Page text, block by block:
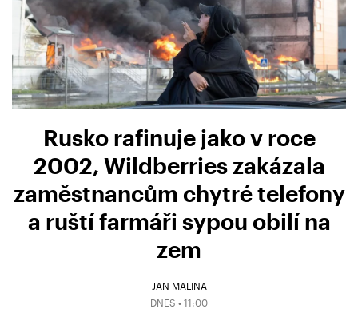
Rusko rafinuje jako v roce
2002, Wildberries zakázala
zaměstnancům chytré telefony
a ruští farmáři sypou obilí na
zem
JAN MALINA
DNES • 11:00